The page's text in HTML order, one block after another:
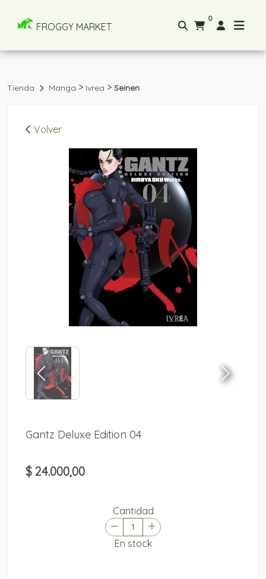
FROGGY MARKET
0
Tienda Manga > Ivrea > Seinen
Volver
Gantz Deluxe Edition 04
$ 24.000,00
Cantidad
En stock